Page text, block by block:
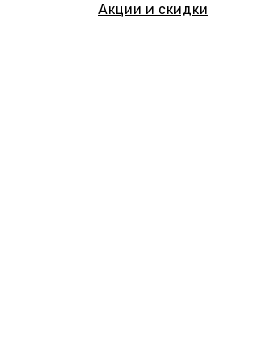
Акции и скидки